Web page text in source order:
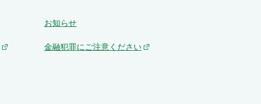
お知らせ
金融犯罪にご注意ください